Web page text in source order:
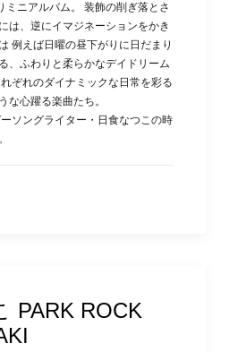
ミニアルバム。 装飾の削ぎ落とさ
は、逆にイマジネーションをかき
例えば日曜の昼下がりに日だまり
、ふわりと柔らかなデイドリーム
ぞれのダイナミックな日常を彩る
な心躍る楽曲たち。
ソングライター・日食なつこの時
PARK ROCK